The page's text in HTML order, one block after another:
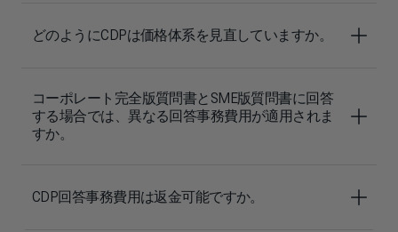
どのようにCDPは価格体系を見直していますか。
コーポレート完全版質問書とSME版質問書に回答
する場合では、異なる回答事務費用が適用されま
すか。
CDP回答事務費用は返金可能ですか。